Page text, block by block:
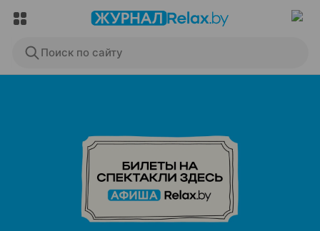
Поиск по сайту
ЭФФЕКТИВНАЯ РЕКЛАМА НА САЙТЕ